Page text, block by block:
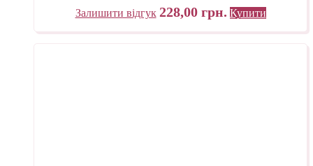
Залишити відгук 228,00 грн. Купити